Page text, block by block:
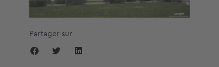
Partager sur